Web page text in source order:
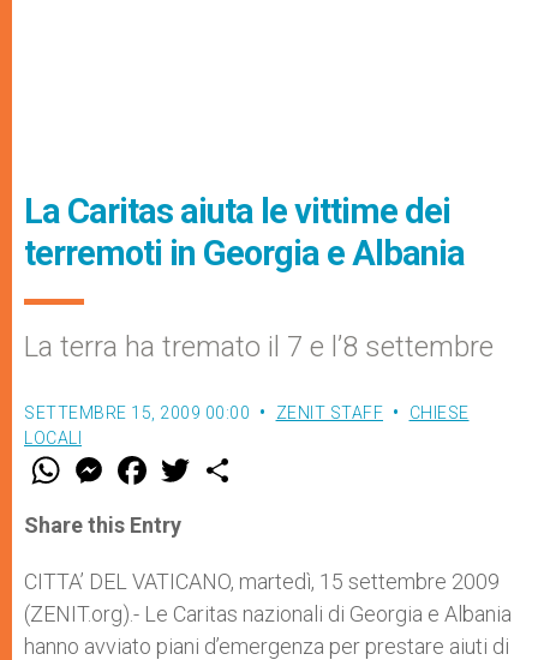
La Caritas aiuta le vittime dei
terremoti in Georgia e Albania
La terra ha tremato il 7 e l’8 settembre
SETTEMBRE 15, 2009 00:00 ZENIT STAFF
CHIESE
LOCALI
W
t
s
p
p
M
e
s
e
g
e
r
F
a
e
b
o
k
w
r
Share this Entry
CITTA’ DEL VATICANO, martedì, 15 settembre 2009
(ZENIT.org).- Le Caritas nazionali di Georgia e Albania
hanno avviato piani d’emergenza per prestare aiuti di